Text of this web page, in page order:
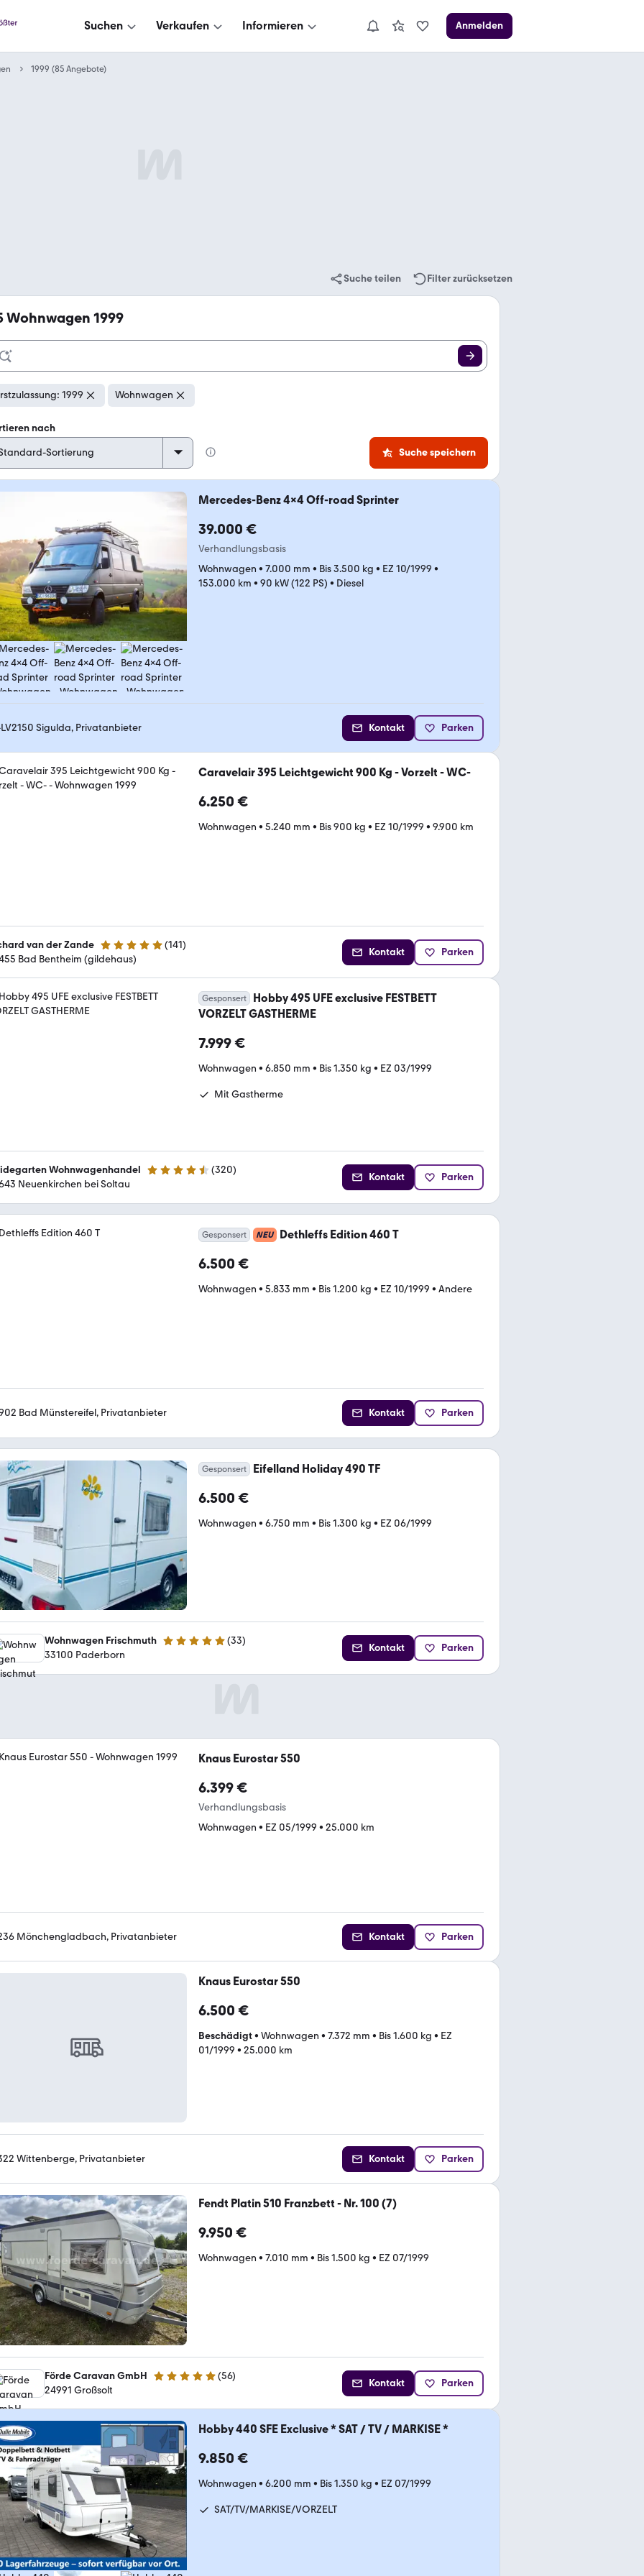
Suchen Verkaufen Informieren Anmelden
1999 (85 Angebote)
Suche teilen Filter zurücksetzen
Wohnwagen 1999
1999 Wohnwagen
nach
Suche speichern
Mercedes-Benz 4x4 Off-road Sprinter
39.000 €
Verhandlungsbasis
Wohnwagen • 7.000 mm • Bis 3.500 kg • EZ 10/1999 •
153.000 km • 90 kW (122 PS) • Diesel
LV2150 Sigulda, Privatanbieter Kontakt Parken
Caravelair 395 Leichtgewicht 900 Kg - Vorzelt - WC-
6.250 €
Wohnwagen • 5.240 mm • Bis 900 kg • EZ 10/1999 • 9.900 km
van der Zande 5 Sterne (141)
Bad Bentheim (gildehaus)
Kontakt Parken
Gesponsert
Hobby 495 UFE exclusive FESTBETT
VORZELT GASTHERME
7.999 €
Wohnwagen • 6.850 mm • Bis 1.350 kg • EZ 03/1999
Mit Gastherme
Wohnwagenhandel 4.6 Sterne (320)
Neuenkirchen bei Soltau
Kontakt Parken
Gesponsert NEU Dethleffs Edition 460 T
6.500 €
Wohnwagen • 5.833 mm • Bis 1.200 kg • EZ 10/1999 • Andere
Bad Münstereifel, Privatanbieter Kontakt Parken
Gesponsert Eifelland Holiday 490 TF
6.500 €
Wohnwagen • 6.750 mm • Bis 1.300 kg • EZ 06/1999
Wohnwagen Frischmuth 4.8 Sterne (33)
33100 Paderborn
Kontakt Parken
Knaus Eurostar 550
6.399 €
Verhandlungsbasis
Wohnwagen • EZ 05/1999 • 25.000 km
Mönchengladbach, Privatanbieter Kontakt Parken
Knaus Eurostar 550
6.500 €
Beschädigt• Wohnwagen • 7.372 mm • Bis 1.600 kg • EZ
01/1999 • 25.000 km
Wittenberge, Privatanbieter Kontakt Parken
Fendt Platin 510 Franzbett - Nr. 100 (7)
9.950 €
Wohnwagen • 7.010 mm • Bis 1.500 kg • EZ 07/1999
Förde Caravan GmbH 5 Sterne (56)
24991 Großsolt
Kontakt Parken
Hobby 440 SFE Exclusive * SAT / TV / MARKISE *
9.850 €
Wohnwagen • 6.200 mm • Bis 1.350 kg • EZ 07/1999
SAT/TV/MARKISE/VORZELT